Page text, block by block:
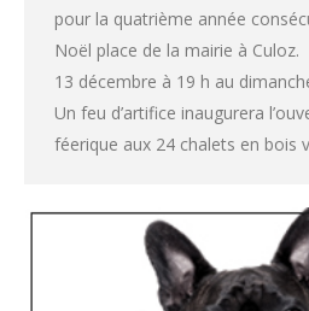
pour la quatrième année
Noël place de la mairie à
13 décembre à 19 h au
Un feu d’artifice inaugurera
féerique aux 24 chalets en bois